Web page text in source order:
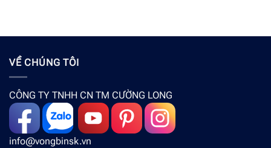
VỀ CHÚNG TÔI
CÔNG TY TNHH CN TM CƯỜNG LONG
info@vongbinsk.vn